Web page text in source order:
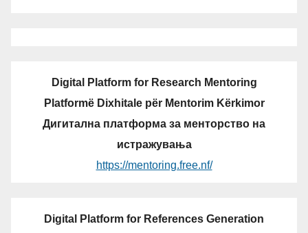
Digital Platform for Research Mentoring
Platformë Dixhitale për Mentorim Kërkimor
Дигитална платформа за менторство на
истражувања
https://mentoring.free.nf/
Digital Platform for References Generation